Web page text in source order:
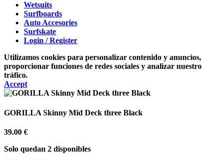
Wetsuits
Surfboards
Auto Accesories
Surfskate
Login / Register
Utilizamos cookies para personalizar contenido y anuncios,
proporcionar funciones de redes sociales y analizar nuestro
tráfico.
Accept
GORILLA Skinny Mid Deck three Black
39.00 €
Solo quedan 2 disponibles